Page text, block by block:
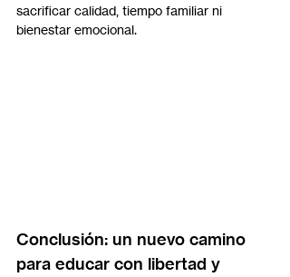
sacrificar calidad, tiempo familiar ni
bienestar emocional.
Conclusión: un nuevo camino
para educar con libertad y